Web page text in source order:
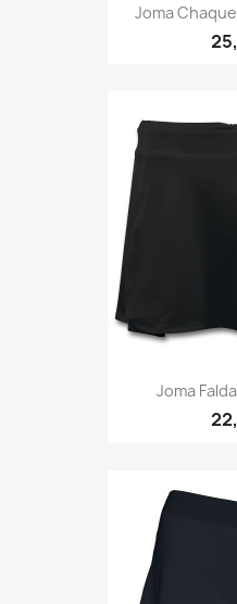
Joma
Joma